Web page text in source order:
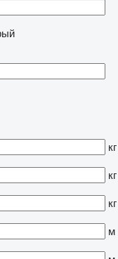
кг
кг
кг
м